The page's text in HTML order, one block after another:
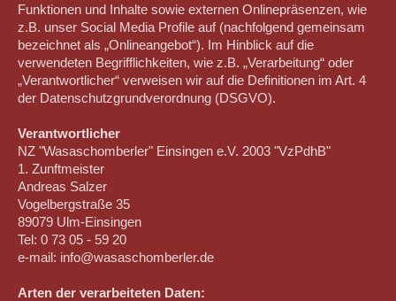
Funktionen und Inhalte sowie externen Onlinepräsenzen, wie
z.B. unser Social Media Profile auf (nachfolgend gemeinsam
bezeichnet als „Onlineangebot“). Im Hinblick auf die
verwendeten Begrifflichkeiten, wie z.B. „Verarbeitung“ oder
„Verantwortlicher“ verweisen wir auf die Definitionen im Art. 4
der Datenschutzgrundverordnung (DSGVO).
Verantwortlicher
NZ "Wasaschomberler" Einsingen e.V. 2003 "VzPdhB"
1. Zunftmeister
Andreas Salzer
Vogelbergstraße 35
89079 Ulm-Einsingen
Tel: 0 73 05 - 59 20
e-mail: info@wasaschomberler.de
Arten der verarbeiteten Daten: